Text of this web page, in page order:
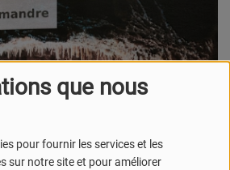
que nous
pour fournir les services et les
sur notre site et pour améliorer